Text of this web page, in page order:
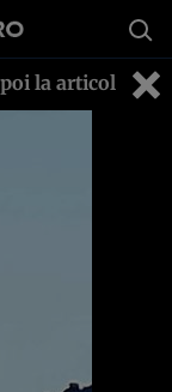
la articol